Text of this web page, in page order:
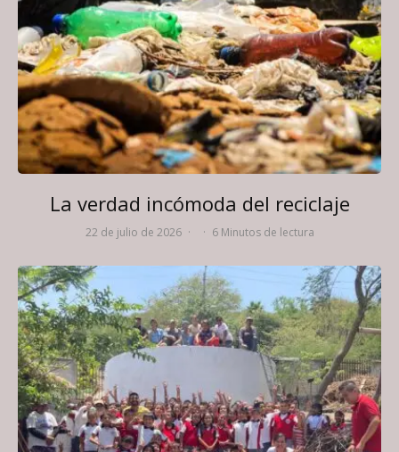
La verdad incómoda del reciclaje
22 de julio de 2026 · · 6 Minutos de lectura